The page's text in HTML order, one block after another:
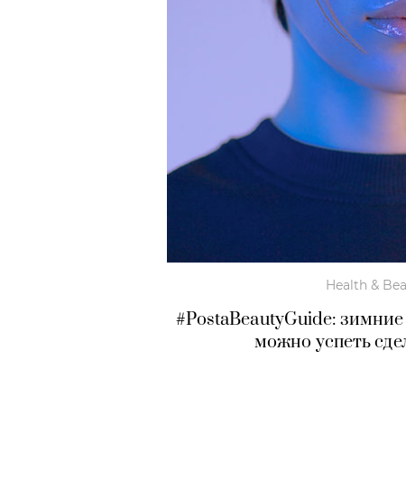
Health &
#PostaBeautyGuide:
можно успеть